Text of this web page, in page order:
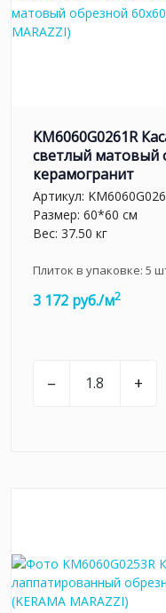
KM6060G0261R
светлый матовый
керамогранит
Артикул:
Размер: 60*60 см
Вес: 37.50 кг
Плиток в упаковке: 5
3 172 руб./м2
– +